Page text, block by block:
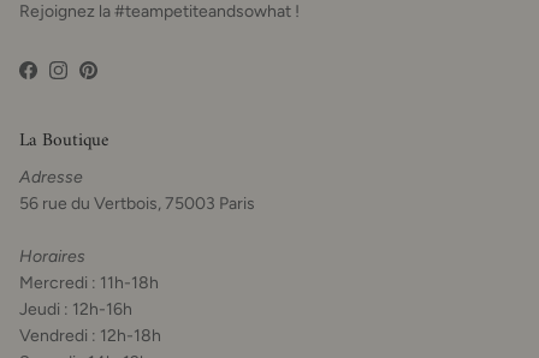
Rejoignez la #teampetiteandsowhat !
Facebook
Instagram
Pinterest
La Boutique
Adresse
56 rue du Vertbois, 75003 Paris
Horaires
Mercredi : 11h-18h
Jeudi : 12h-16h
Vendredi : 12h-18h